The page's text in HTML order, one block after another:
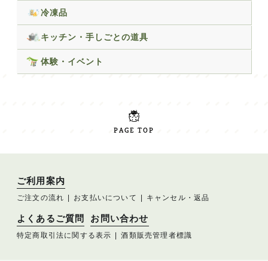
冷凍品
キッチン・手しごとの道具
体験・イベント
PAGE TOP
ご利用案内
ご注文の流れ お支払いについて キャンセル・返品
よくあるご質問 お問い合わせ
特定商取引法に関する表示 酒類販売管理者標識